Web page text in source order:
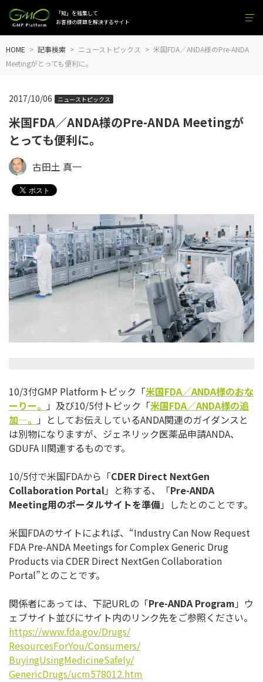
「知」を結集して
お客様の課題を解決するサイト
HOME 記事検索 ニューストピックス
米国FDA／ANDA様のPre-ANDA
Meetingがとっても便利に。
米国FDA／ANDA様のPre-ANDA Meetingが
とっても便利に。
2017/10/06 ニューストピックス
古田土 真一
10/3付GMP Platformトピック「米国FDA／ANDA様のおな
ーりー。 」及び10/5付トピック「米国FDA／ANDA様の追
加―。 」としてお伝えしているANDA関連のガイダンスと
は別物になり ますが、ジェネリック医薬品申請ANDA、
GDUFA II関連するものです。
10/5付で米国FDAから「CDER Direct NextGen
Collaboration Portal」と称する、「Pre-ANDA
Meeting用のポータルサイトを準備」したとのことです。
米国FDAのサイトによれば、“Industry Can Now Request
FDA Pre-ANDA Meetings for Complex Generic Drug
Products via CDER Direct NextGen Collaboration
Portal”とのことです。
関係者にあっては、下記URLの「Pre-ANDA Program 」 ウ
ェブサイト並びにサイト内のリンク先をご参照ください。
https://www.fda.gov/Drugs/
ResourcesForYou/Consumers/
BuyingUsingMedicineSafely/
GenericDrugs/ucm578012.htm